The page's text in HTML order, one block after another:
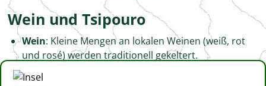
Wein und Tsipouro
Wein: Kleine Mengen an lokalen Weinen (weiß, rot
und rosé) werden traditionell gekeltert.
Tsipouro